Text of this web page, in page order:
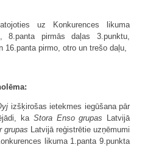
uz Konkurences likuma
8.panta pirmās daļas 3.punktu,
16.panta pirmo, otro un trešo daļu,
izšķirošas ietekmes iegūšana pār
ka Stora Enso grupas Latvijā
grupas Latvijā reģistrētie uzņēmumi
likuma 1.panta 9.punkta